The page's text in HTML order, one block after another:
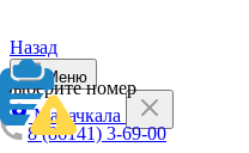
Назад
Выберите номер
8 (86141) 3-69-00
Меню
Махачкала